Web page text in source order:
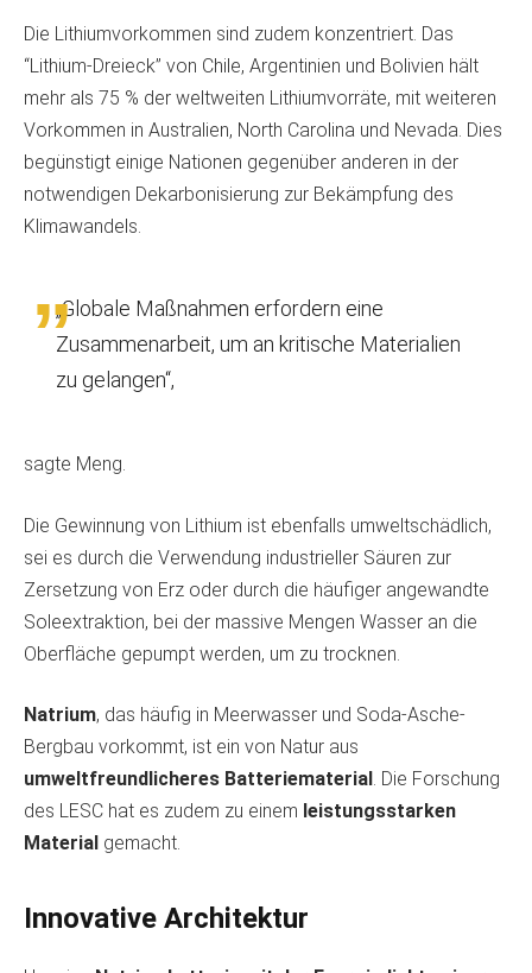
Die Lithiumvorkommen sind zudem konzentriert. Das
“Lithium-Dreieck” von Chile, Argentinien und Bolivien hält
mehr als 75 % der weltweiten Lithiumvorräte, mit weiteren
Vorkommen in Australien, North Carolina und Nevada. Dies
begünstigt einige Nationen gegenüber anderen in der
notwendigen Dekarbonisierung zur Bekämpfung des
Klimawandels.
„Globale Maßnahmen erfordern eine
Zusammenarbeit, um an kritische Materialien
zu gelangen“,
sagte Meng.
Die Gewinnung von Lithium ist ebenfalls umweltschädlich,
sei es durch die Verwendung industrieller Säuren zur
Zersetzung von Erz oder durch die häufiger angewandte
Soleextraktion, bei der massive Mengen Wasser an die
Oberfläche gepumpt werden, um zu trocknen.
Natrium, das häufig in Meerwasser und Soda-Asche-
Bergbau vorkommt, ist ein von Natur aus
umweltfreundlicheres Batteriematerial . Die Forschung
des LESC hat es zudem zu einem leistungsstarken
Material gemacht.
Innovative Architektur